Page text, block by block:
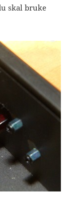
skal bruke